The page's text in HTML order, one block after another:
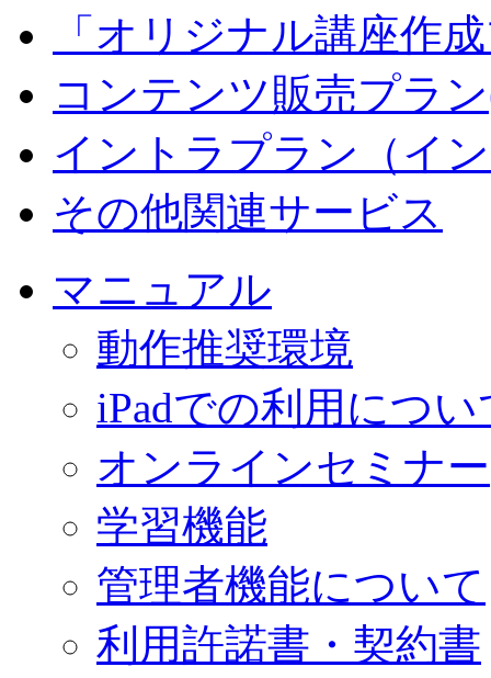
「オリジナル講座作
コンテンツ販売プラ
イントラプラン（イ
その他関連サービス
マニュアル
動作推奨環境
iPadでの利用につい
オンラインセミナー
学習機能
管理者機能について
利用許諾書・契約書